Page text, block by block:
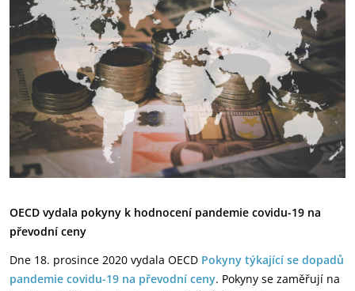
OECD vydala pokyny k hodnocení pandemie covidu-19 na
převodní ceny
Dne 18. prosince 2020 vydala OECD Pokyny týkající se dopadů
pandemie covidu-19 na převodní ceny. Pokyny se zaměřují na